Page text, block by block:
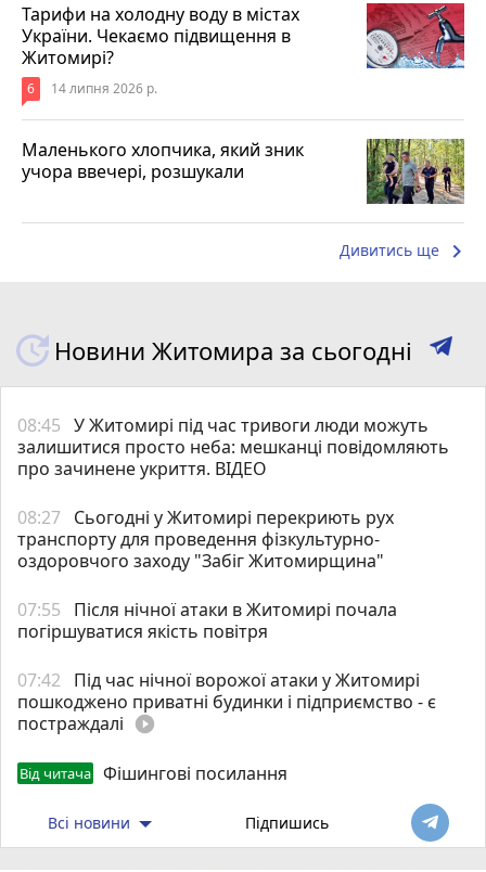
Тарифи на холодну воду в містах
України. Чекаємо підвищення в
Житомирі?
6 14 липня 2026 р.
Маленького хлопчика, який зник
учора ввечері, розшукали
Дивитись ще keyboard_arrow_right
Новини Житомира за сьогодні
08:45 У Житомирі під час тривоги люди можуть
залишитися просто неба: мешканці повідомляють
про зачинене укриття. ВІДЕО
08:27 Сьогодні у Житомирі перекриють рух
транспорту для проведення фізкультурно-
оздоровчого заходу "Забіг Житомирщина"
07:55
Після нічної атаки в Житомирі почала
погіршуватися якість повітря
07:42
Під час нічної ворожої атаки у Житомирі
пошкоджено приватні будинки і підприємство - є
постраждалі play_circle_filled
Від читача Фішингові посилання
Всі новини Підпишись